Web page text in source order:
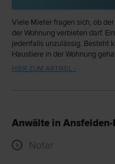
Viele Mieter fragen sich, ob
der Wohnung verbieten darf.
jedenfalls unzulässig. Besteht
Haustiere in der Wohnung
HIER ZUM ARTIKEL ›
Anwälte in
Notar